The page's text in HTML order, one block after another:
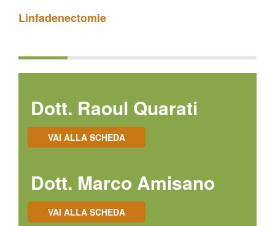
Linfadenectomie
Dott. Raoul Quarati
VAI ALLA SCHEDA
Dott. Marco Amisano
VAI ALLA SCHEDA